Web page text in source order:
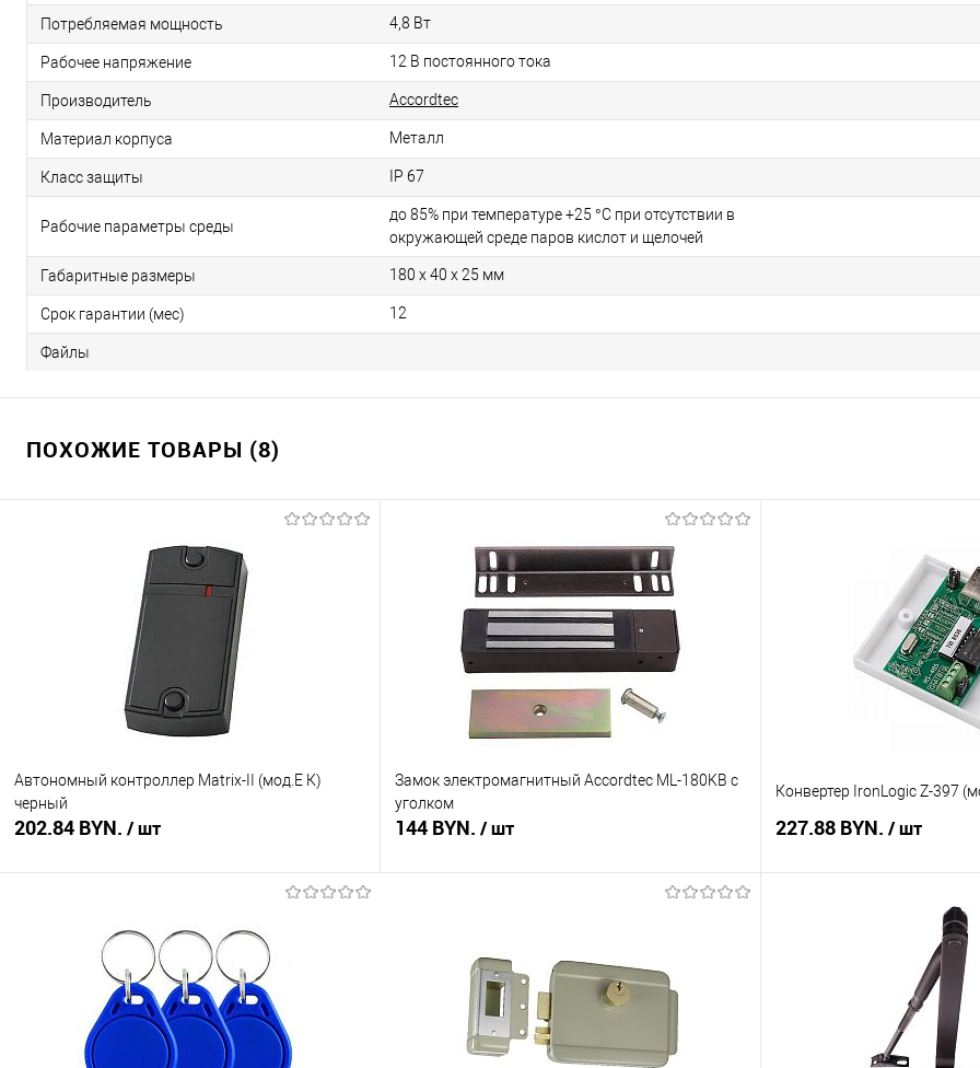
Потребляемая мощность 4,8 Вт
Рабочее напряжение 12 В постоянного тока
Производитель Accordtec
Материал корпуса Металл
Класс защиты IP 67
Рабочие параметры среды
до 85% при температуре +25 °С при отсутствии в
окружающей среде паров кислот и щелочей
Габаритные размеры 180 x 40 x 25 мм
Срок гарантии (мес) 12
Файлы
ПОХОЖИЕ ТОВАРЫ (8)
Автономный контроллер Matrix-II (мод.Е К)
черный
202.84 BYN. / шт
Купить в 1 клик
Сравнение
В наличии
Замок электромагнитный Accordtec ML-180KB с
уголком
144 BYN. / шт
Купить в 1 клик
К сравнению
В избранное
В наличии
Конвертер IronLogic Z-397
227.88 BYN. / шт
В